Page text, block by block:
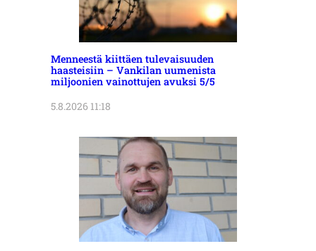
Menneestä kiittäen tulevaisuuden
haasteisiin – Vankilan uumenista
miljoonien vainottujen avuksi 5/5
5.8.2026 11:18